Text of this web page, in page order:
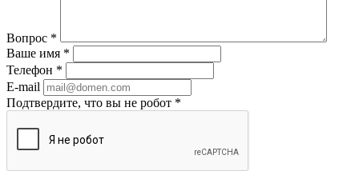
Вопрос *
Ваше имя *
Телефон *
E-mail
Подтвердите, что вы не робот *